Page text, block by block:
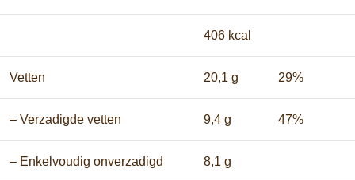
406 kcal
Vetten 20,1 g 29%
– Verzadigde vetten 9,4 g 47%
– Enkelvoudig onverzadigd 8,1 g